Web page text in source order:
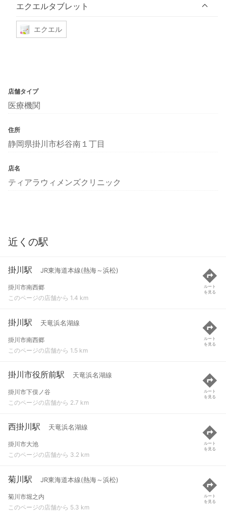
エクエルタブレット
エクエル
店舗タイプ
医療機関
住所
静岡県掛川市杉谷南１丁目
店名
ティアラウィメンズクリニック
近くの駅
掛川駅 JR東海道本線(熱海～浜松)
掛川市南西郷
このページの店舗から 1.4 km
ルート
を見る
掛川駅 天竜浜名湖線
掛川市南西郷
このページの店舗から 1.5 km
ルート
を見る
掛川市役所前駅 天竜浜名湖線
掛川市下俣ノ谷
このページの店舗から 2.7 km
ルート
を見る
西掛川駅 天竜浜名湖線
掛川市大池
このページの店舗から 3.2 km
ルート
を見る
菊川駅 JR東海道本線(熱海～浜松)
菊川市堀之内
このページの店舗から 5.3 km
ルート
を見る